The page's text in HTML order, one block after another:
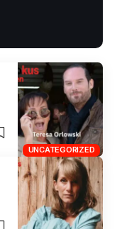
UNCATEGORIZED